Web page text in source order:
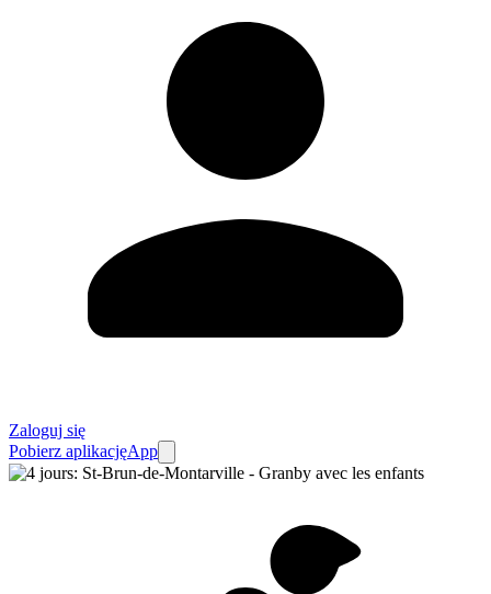
Zaloguj się
Pobierz aplikacjęApp